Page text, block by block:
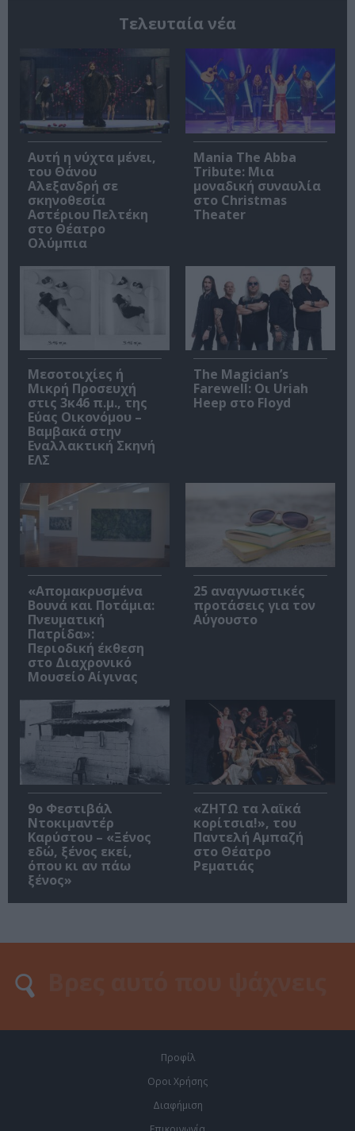
Τελευταία νέα
Αυτή η νύχτα μένει,
του Θάνου
Αλεξανδρή σε
σκηνοθεσία
Αστέριου Πελτέκη
στο Θέατρο
Ολύμπια
Mania The Abba
Tribute: Μια
μοναδική συναυλία
στο Christmas
Theater
Μεσοτοιχίες ή
Μικρή Προσευχή
στις 3κ46 π.μ., της
Εύας Οικονόμου –
Βαμβακά στην
Εναλλακτική Σκηνή
ΕΛΣ
The Magician’s
Farewell: Οι Uriah
Heep στο Floyd
«Απομακρυσμένα
Βουνά και Ποτάμια:
Πνευματική
Πατρίδα»:
Περιοδική έκθεση
στο Διαχρονικό
Μουσείο Αίγινας
25 αναγνωστικές
προτάσεις για τον
Αύγουστο
9ο Φεστιβάλ
Ντοκιμαντέρ
Καρύστου – «Ξένος
εδώ, ξένος εκεί,
όπου κι αν πάω
ξένος»
«ΖΗΤΩ τα λαϊκά
κορίτσια!», του
Παντελή Αμπαζή
στο Θέατρο
Ρεματιάς
Προφίλ
Οροι Χρήσης
Διαφήμιση